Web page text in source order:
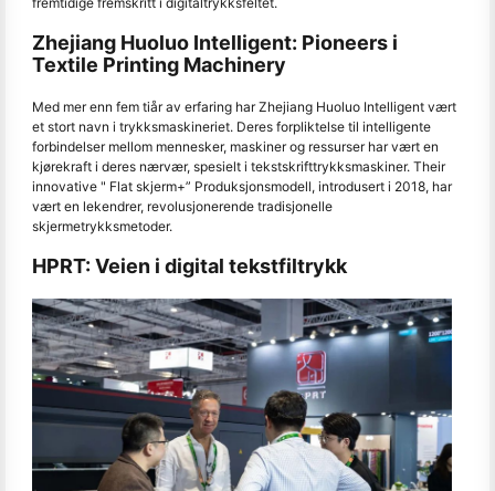
Zhejiang Huoluo Intelligent: Pioneers i
Textile Printing Machinery
Med mer enn fem tiår av erfaring har Zhejiang Huoluo Intelligent vært
et stort navn i trykksmaskineriet. Deres forpliktelse til intelligente
forbindelser mellom mennesker, maskiner og ressurser har vært en
kjørekraft i deres nærvær, spesielt i tekstskrifttrykksmaskiner. Their
innovative " Flat skjerm+” Produksjonsmodell, introdusert i 2018, har
vært en lekendrer, revolusjonerende tradisjonelle
skjermetrykksmetoder.
HPRT: Veien i digital tekstfiltrykk